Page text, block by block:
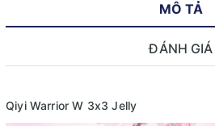
MÔ TẢ
ĐÁNH GIÁ
Qiyi Warrior W 3x3 Jelly